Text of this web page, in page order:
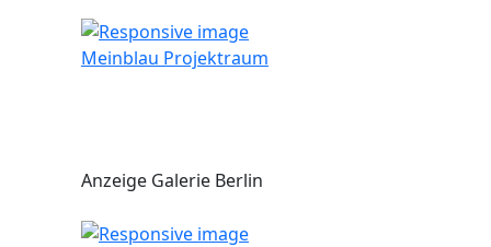
Meinblau Projektraum
Anzeige Galerie Berlin